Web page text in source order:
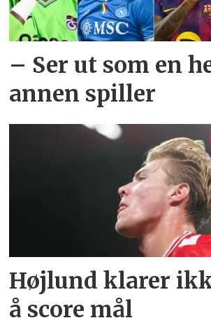
– Ser ut som en
annen spiller
Højlund klarer
å score mål